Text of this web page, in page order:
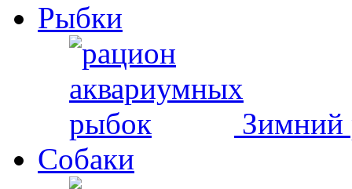
Рыбки
Зимний
Собаки